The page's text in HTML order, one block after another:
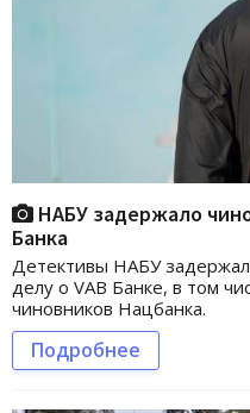
НАБУ задержало
Банка
Детективы НАБУ
делу о VAB Банке, в том
чиновников Нацбанка.
Подробнее